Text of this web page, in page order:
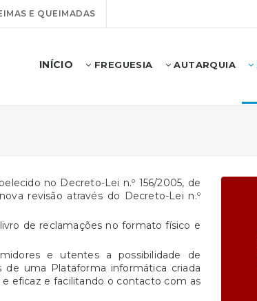
E QUEIMADAS
INÍCIO FREGUESIA AUTARQUIA
no Decreto-Lei n.º 156/2005, de
revisão através do Decreto-Lei n.º
de reclamações no formato físico e
e utentes a possibilidade de
de uma Plataforma informática criada
eficaz e facilitando o contacto com as